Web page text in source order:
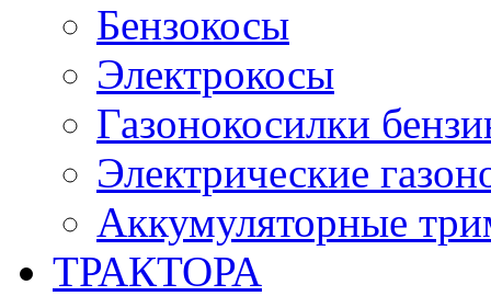
Бензокосы
Электрокосы
Газонокосилки
Электрические
Аккумуляторные
ТРАКТОРА